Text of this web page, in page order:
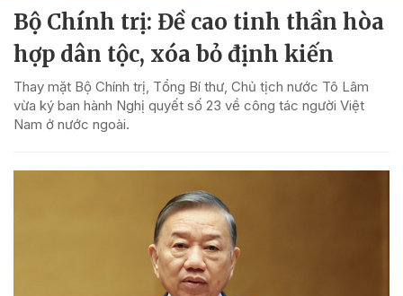
Bộ Chính trị: Đề cao tinh thần hòa
hợp dân tộc, xóa bỏ định kiến
Thay mặt Bộ Chính trị, Tổng Bí thư, Chủ tịch nước Tô Lâm
vừa ký ban hành Nghị quyết số 23 về công tác người Việt
Nam ở nước ngoài.